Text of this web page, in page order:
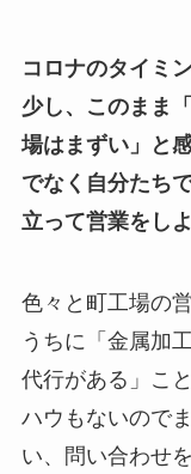
コロナのタイミ
少し、このまま
場はまずい」と
でなく自分たち
立って営業をし
色々と町工場の
うちに「金属加
代行がある」こ
ハウもないので
い、問い合わせ